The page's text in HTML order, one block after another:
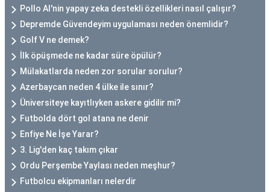
Pollo AI'nin yapay zeka destekli özellikleri nasıl çalışır?
Depremde Güvendeyim uygulaması neden önemlidir?
Golf V ne demek?
İlk öpüşmede ne kadar süre öpülür?
Mülakatlarda neden zor sorular sorulur?
Azerbaycan neden 4 ülke ile sınır?
Üniversiteye kayıtlıyken askere gidilir mi?
Futbolda dört gol atana ne denir
Enfiye Ne İşe Yarar?
3. Lig'den kaç takım çıkar
Ordu Perşembe Yaylası neden meşhur?
Futbolcu ekipmanları nelerdir